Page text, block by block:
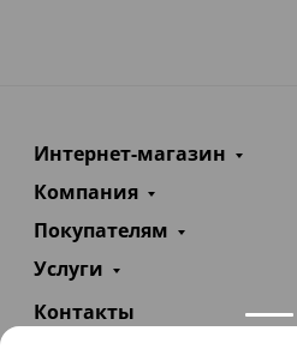
Интернет-магазин
Компания
Покупателям
Услуги
Контакты